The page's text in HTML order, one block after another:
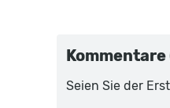
Kommentare
Seien Sie der